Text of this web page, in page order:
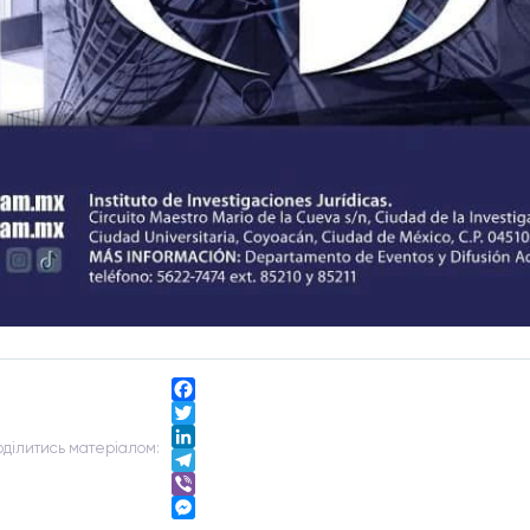
матерiалом:
Facebook
Twitter
LinkedIn
Telegram
Viber